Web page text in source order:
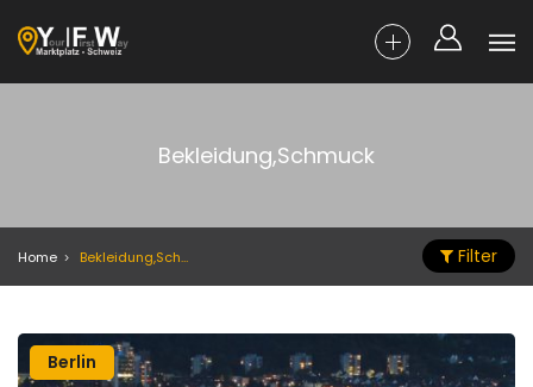
Bekleidung,Schmuck
Home Bekleidung,Schmuck Filter
Berlin